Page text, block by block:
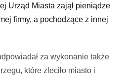
Urząd Miasta zajął pieniądze
firmy, a pochodzące z innej
za wykonanie także
które zleciło miasto i